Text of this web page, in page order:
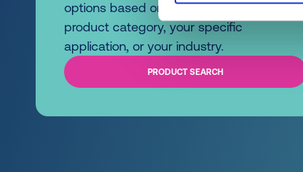
options based on the standard series, a
product category, your specific
application, or your industry.
PRODUCT SEARCH